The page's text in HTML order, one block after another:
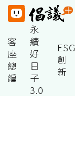
客
座
總
編
永
續
好
日
子
3.0
ESG
創
新